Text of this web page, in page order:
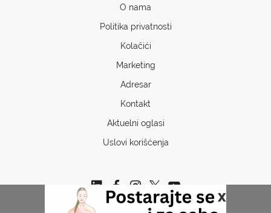
x
O nama
Politika privatnosti
Kolačići
Marketing
Adresar
Kontakt
Aktuelni oglasi
Uslovi korišćenja